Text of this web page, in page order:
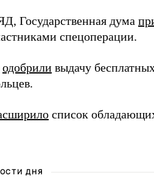
Государственная дума
спецоперации.
одобрили выдачу
список
ДНЯ